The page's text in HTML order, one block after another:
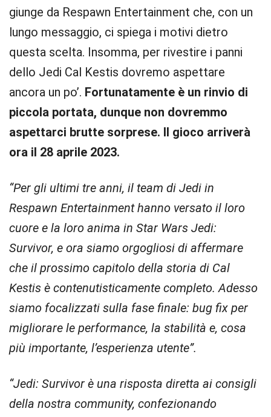
giunge da Respawn Entertainment che, con un
lungo messaggio, ci spiega i motivi dietro
questa scelta. Insomma, per rivestire i panni
dello Jedi Cal Kestis dovremo aspettare
ancora un po’. Fortunatamente è un rinvio di
piccola portata, dunque non dovremmo
aspettarci brutte sorprese. Il gioco arriverà
ora il 28 aprile 2023.
“Per gli ultimi tre anni, il team di Jedi in
Respawn Entertainment hanno versato il loro
cuore e la loro anima in Star Wars Jedi:
Survivor, e ora siamo orgogliosi di affermare
che il prossimo capitolo della storia di Cal
Kestis è contenutisticamente completo. Adesso
siamo focalizzati sulla fase finale: bug fix per
migliorare le performance, la stabilità e, cosa
più importante, l’esperienza utente”.
“Jedi: Survivor è una risposta diretta ai consigli
della nostra community, confezionando